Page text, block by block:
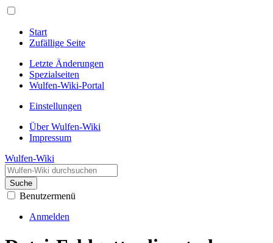
Start
Zufällige Seite
Letzte Änderungen
Spezialseiten
Wulfen-Wiki-Portal
Einstellungen
Über Wulfen-Wiki
Impressum
Wulfen-Wiki
Suche
Benutzermenü
Anmelden